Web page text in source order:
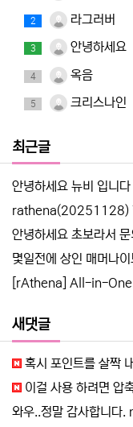
2 라그러버
3 안녕하세요
4 옥음
5 크리스나인
최근글
rathena(20251128)
안녕하세요 초보라서
몇일전에 상인 매머나
[rAthena] All-in-One
새댓글
혹시 포인트를 살짝
이걸 사용 하려면 압축풀고 폴더